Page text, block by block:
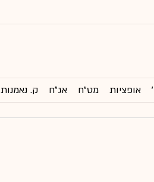
אופציות מט"ח אג"ח ק. נאמנות